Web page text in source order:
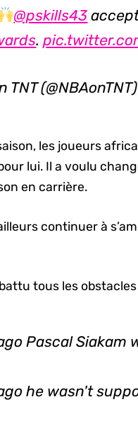
@pskills43
.
TNT
les joueurs
lui. Il a voulu
en carrière.
continuer à
tous les
Pascal Siakam
he wasn't